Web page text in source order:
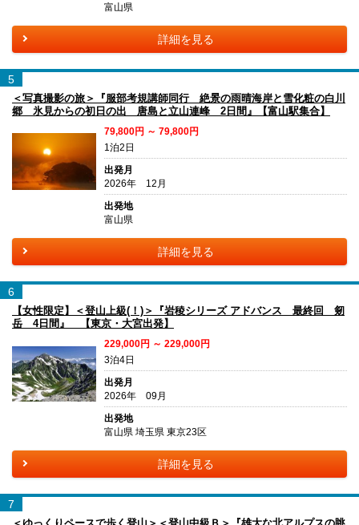
富山県
詳細を見る
5
＜写真撮影の旅＞『服部考規講師同行 絶景の雨晴海岸と雪化粧の白川
郷 氷見からの初日の出 唐島と立山連峰 2日間』【富山駅集合】
79,800円 ～ 79,800円
1泊2日
出発月
2026年 12月
出発地
富山県
詳細を見る
6
【女性限定】＜登山上級(！)＞『岩稜シリーズ アドバンス 最終回 剱
岳 4日間』 【東京・大宮出発】
229,000円 ～ 229,000円
3泊4日
出発月
2026年 09月
出発地
富山県 埼玉県 東京23区
詳細を見る
7